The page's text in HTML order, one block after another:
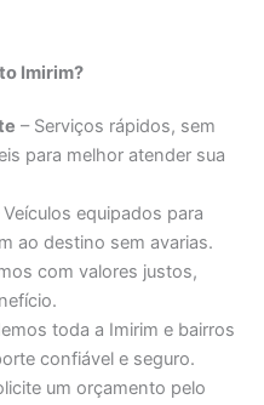
Imirim?
– Serviços rápidos, sem
para melhor atender sua
Veículos equipados para
ao destino sem avarias.
com valores justos,
toda a Imirim e bairros
confiável e seguro.
um orçamento pelo